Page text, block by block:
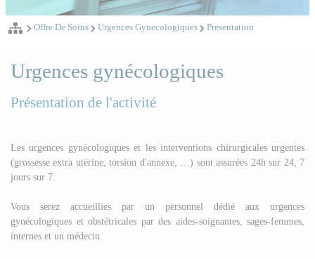
Offre De Soins Urgences Gynecologiques Presentation
Urgences gynécologiques
Présentation de l'activité
Les urgences gynécologiques et les interventions chirurgicales urgentes
(grossesse extra utérine, torsion d'annexe, …) sont assurées 24h sur 24, 7
jours sur 7.
Vous serez accueillies par un personnel dédié aux urgences
gynécologiques et obstétricales par des aides-soignantes, sages-femmes,
internes et un médecin.